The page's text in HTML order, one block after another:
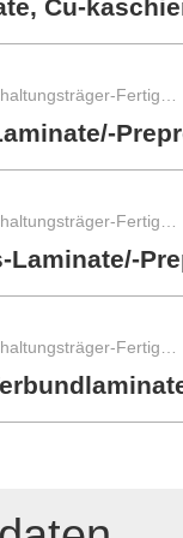
Cu-
Laminate/-